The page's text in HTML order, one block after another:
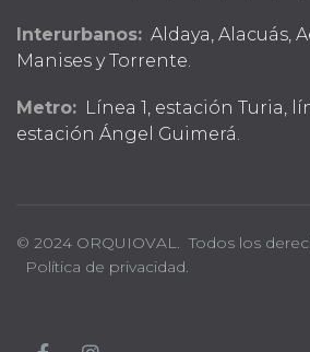
Interurbanos: Aldaya, Alacuás,
Manises y Torrente.
Metro: Línea 1, estación Turia,
estación Ángel Guimerá.
© 2024 ORQUIOVAL. Todos los
Política de privacidad.